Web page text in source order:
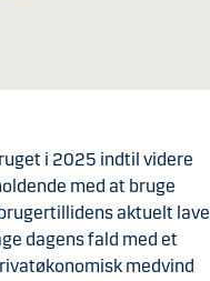
i 2025 indtil videre
med at bruge
aktuelt lave
dagens fald med et
medvind